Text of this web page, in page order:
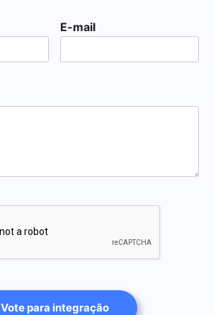
E-mail
Vote para integração